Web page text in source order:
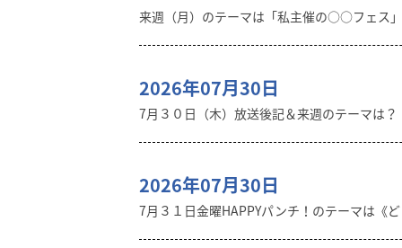
来週（月）のテーマは「私主催の○○フェス」
2026年07月30日
7月３０日（木）放送後記＆来週のテーマは？
2026年07月30日
7月３１日金曜HAPPYパンチ！のテーマは《ど